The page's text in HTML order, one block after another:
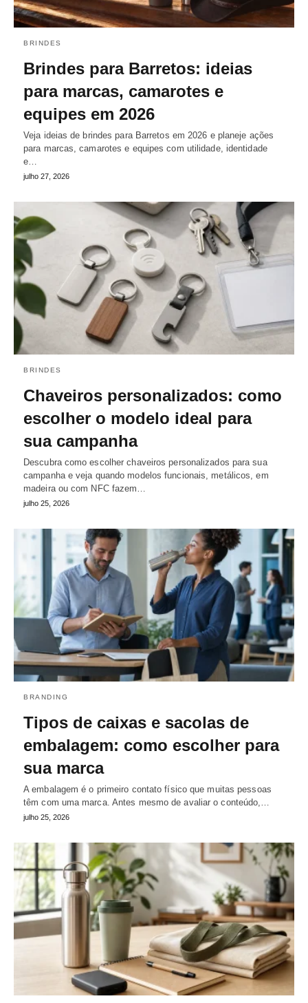
BRINDES
Brindes para Barretos: ideias
para marcas, camarotes e
equipes em 2026
Veja ideias de brindes para Barretos em 2026 e planeje ações
para marcas, camarotes e equipes com utilidade, identidade
e…
julho 27, 2026
BRINDES
Chaveiros personalizados: como
escolher o modelo ideal para
sua campanha
Descubra como escolher chaveiros personalizados para sua
campanha e veja quando modelos funcionais, metálicos, em
madeira ou com NFC fazem…
julho 25, 2026
BRANDING
Tipos de caixas e sacolas de
embalagem: como escolher para
sua marca
A embalagem é o primeiro contato físico que muitas pessoas
têm com uma marca. Antes mesmo de avaliar o conteúdo,…
julho 25, 2026